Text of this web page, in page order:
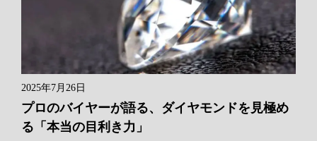
2025年7月26日
プロのバイヤーが語る、ダイヤモンドを見極め
る「本当の目利き力」